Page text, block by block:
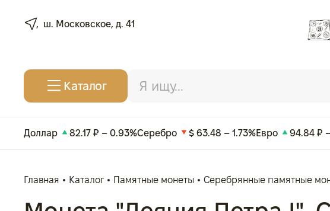
ш. Московское, д. 41
Каталог
Доллар 82.17 ₽ – 0.93%Серебро $ 63.48 – 1.73%Евро 94.84 ₽
Главная Каталог Памятные монеты Серебрянные памятные